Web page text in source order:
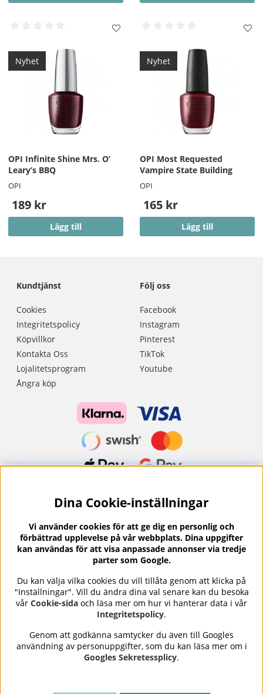
Nyhet
OPI Infinite Shine Mrs. O’
Leary’s BBQ
OPI
189 kr
Lägg till
Nyhet
OPI Most Requested
Vampire State Building
OPI
165 kr
Lägg till
Kundtjänst
Cookies
Integritetspolicy
Köpvillkor
Kontakta Oss
Lojalitetsprogram
Ångra köp
Följ oss
Facebook
Instagram
Pinterest
TikTok
Youtube
Nyhetsbrev?
I vårt nyhetsbrev får du ta del av nyheter och
erbjudanden.
Se våra omdömen på⭐ Trustpilot
Nails Body and Beautyerbjuder professionell hudvård,
nagellack och makeup från ledande varumärken som OPI,
Dina Cookie-inställningar
Vi använder cookies för att ge dig en personlig och
förbättrad upplevelse på vår webbplats. Dina uppgifter
kan användas för att visa anpassade annonser via tredje
parter som Google.
Du kan välja vilka cookies du vill tillåta genom att klicka på
"Inställningar". Vill du ändra dina val senare kan du besöka
vår Cookie-sida och läsa mer om hur vi hanterar data i vår
Integritetspolicy.
Genom att godkänna samtycker du även till Googles
användning av personuppgifter, som du kan läsa mer om i
Googles Sekretessplicy.